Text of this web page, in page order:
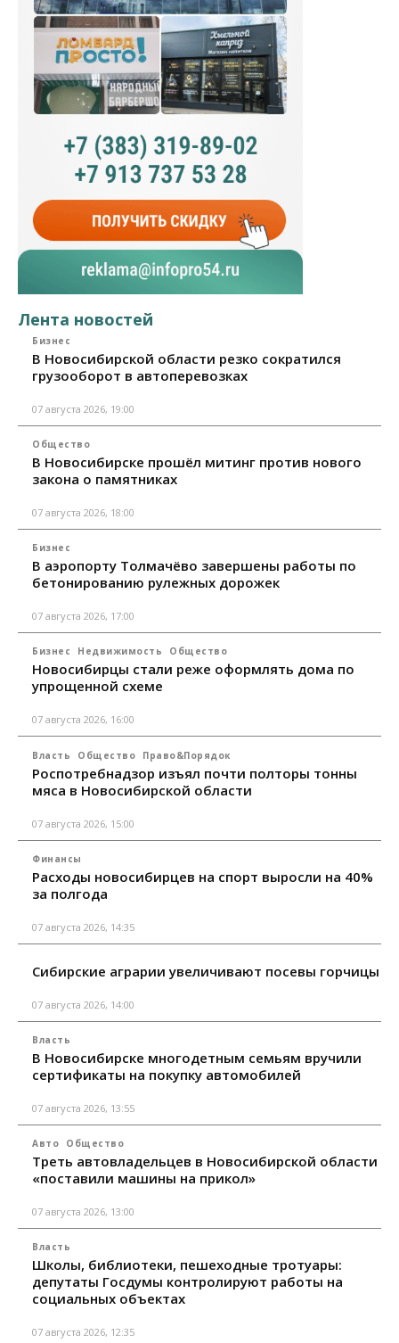
Лента новостей
Бизнес
В Новосибирской области резко сократился
грузооборот в автоперевозках
07 августа 2026, 19:00
Общество
В Новосибирске прошёл митинг против нового
закона о памятниках
07 августа 2026, 18:00
Бизнес
В аэропорту Толмачёво завершены работы по
бетонированию рулежных дорожек
07 августа 2026, 17:00
Бизнес Недвижимость Общество
Новосибирцы стали реже оформлять дома по
упрощенной схеме
07 августа 2026, 16:00
Власть Общество Право&Порядок
Роспотребнадзор изъял почти полторы тонны
мяса в Новосибирской области
07 августа 2026, 15:00
Финансы
Расходы новосибирцев на спорт выросли на 40%
за полгода
07 августа 2026, 14:35
Сибирские аграрии увеличивают посевы горчицы
07 августа 2026, 14:00
Власть
В Новосибирске многодетным семьям вручили
сертификаты на покупку автомобилей
07 августа 2026, 13:55
Авто Общество
Треть автовладельцев в Новосибирской области
«поставили машины на прикол»
07 августа 2026, 13:00
Власть
Школы, библиотеки, пешеходные тротуары:
депутаты Госдумы контролируют работы на
социальных объектах
07 августа 2026, 12:35